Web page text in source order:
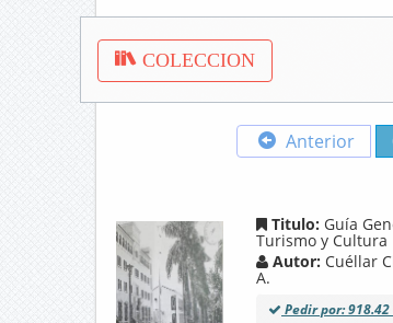
COLECCION
Anterior
Titulo: Guía
Turismo y Cultura
Autor: Cuéllar
A.
Pedir por: 918.42